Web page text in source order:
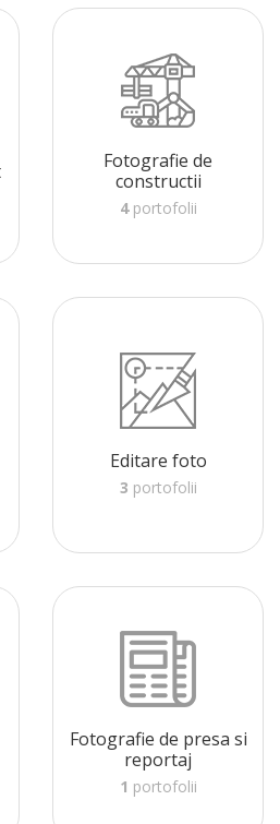
Fotografie de
constructii
4portofolii
Editare foto
3 portofolii
Fotografie de presa si
reportaj
1 portofolii